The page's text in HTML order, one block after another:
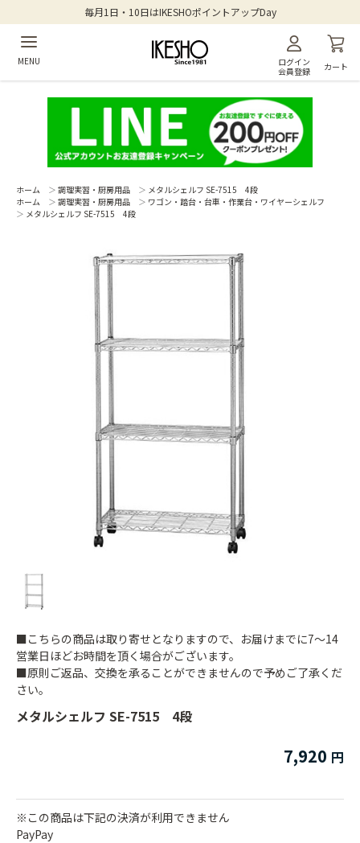
毎月1日・10日はIKESHOポイントアップDay
MENU
ログイン
会員登録
カート
ホーム ＞ 調理実習・厨房用品 ＞ メタルシェルフ SE-7515 4段
ホーム
＞ 調理実習・厨房用品 ＞ ワゴン・踏台・台車・作業台・ワイヤーシェルフ
＞ メタルシェルフ SE-7515 4段
メタルシェルフ SE-7515 4段
7,920
※この商品は下記の決済が利用できません
PayPay
■こちらの商品は取り寄せとなりますので、お届けまでに7～14
営業日ほどお時間を頂く場合がございます。
■原則ご返品、交換を承ることができませんので予めご了承くだ
さい。